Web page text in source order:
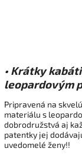
• Krátky
leopardovým
Pripravená na
materiálu s
dobrodružstvá aj
patentky jej
uvedomelé ženy!!